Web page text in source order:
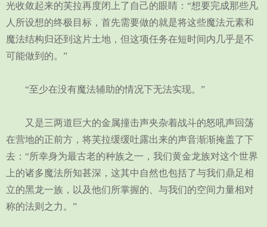
光收敛起来的芙拉再度闭上了自己的眼睛：“想要完成那些凡
人所设想的终极目标，首先需要做的就是将这些魔法元素和
魔法结构归还到这片土地，但这项任务在短时间内几乎是不
可能做到的。”
“至少在没有魔法辅助的情况下无法实现。”
又是三两道巨大的金属撞击声夹杂着战斗的怒吼声回荡
在营地的正前方，将芙拉缓缓吐露出来的声音渐渐掩盖了下
去：“所幸身为最古老的种族之一，我们黄金龙族对这个世界
上的诸多魔法所知甚深，这其中自然也包括了与我们鼎足相
立的黑龙一族，以及他们所掌握的、与我们的空间力量相对
称的法则之力。”